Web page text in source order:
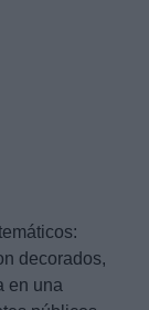
decorados,
en una